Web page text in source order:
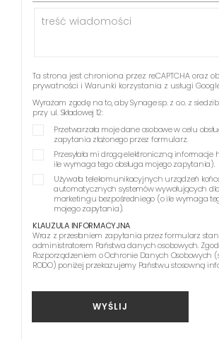
Ta strona jest chroniona przez reCAPTCHA oraz
prywatności i Warunki korzystania z usługi
Wyrażam zgodę na to, aby Synage sp. z o.o. z
przy ul. Składowej 12:
Przetwarzała moje dane osobowe w celu
zapytania złożonego przez formularz.
Przesyłała mi drogą elektroniczną informacje
ile wymaga tego obsługa mojego zapytania).
Używała telekomunikacyjnych urządzeń
automatycznych systemów wywołujących
marketingu bezpośredniego (o ile wymaga
mojego zapytania).
KLAUZULA INFORMACYJNA
Wraz z przesłaniem zapytania przez formularz
administratorem Państwa danych osobowych.
Rozporządzeniem o Ochronie Danych Osobowych
RODO) poniżej przekazujemy Państwu stosowną
WYŚLIJ